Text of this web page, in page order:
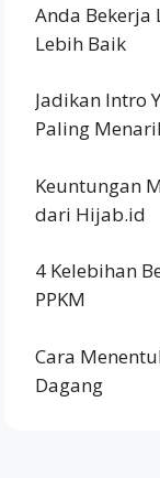
Anda Bekerja
Lebih Baik
Jadikan Intro
Paling
Keuntungan
dari Hijab.id
4 Kelebihan
PPKM
Cara
Dagang